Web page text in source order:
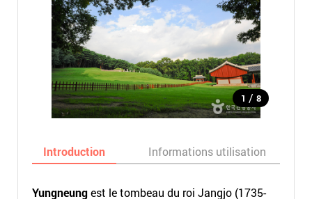
1 / 8
Introduction Informations utilisation
Yungneungest le tombeau du roi Jangjo (1735-